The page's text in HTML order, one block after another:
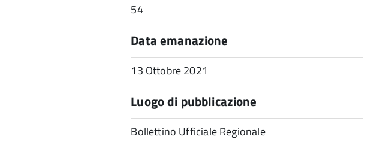
54
Data emanazione
13 Ottobre 2021
Luogo di pubblicazione
Bollettino Ufficiale Regionale